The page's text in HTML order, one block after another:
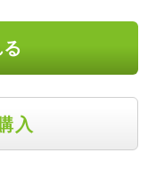
入